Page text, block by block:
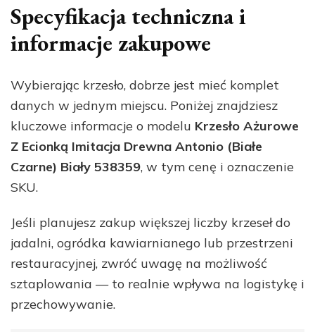
Specyfikacja techniczna i
informacje zakupowe
Wybierając krzesło, dobrze jest mieć komplet
danych w jednym miejscu. Poniżej znajdziesz
kluczowe informacje o modelu Krzesło Ażurowe
Z Ecionką Imitacja Drewna Antonio (Białe
Czarne) Biały 538359, w tym cenę i oznaczenie
SKU.
Jeśli planujesz zakup większej liczby krzeseł do
jadalni, ogródka kawiarnianego lub przestrzeni
restauracyjnej, zwróć uwagę na możliwość
sztaplowania — to realnie wpływa na logistykę i
przechowywanie.